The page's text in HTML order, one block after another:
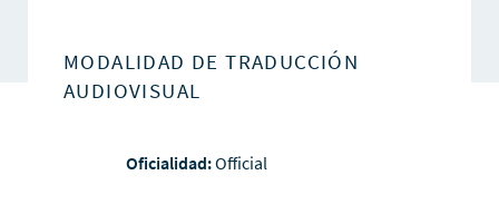
MODALIDAD DE TRADUCCIÓN
AUDIOVISUAL
Oficialidad:Official